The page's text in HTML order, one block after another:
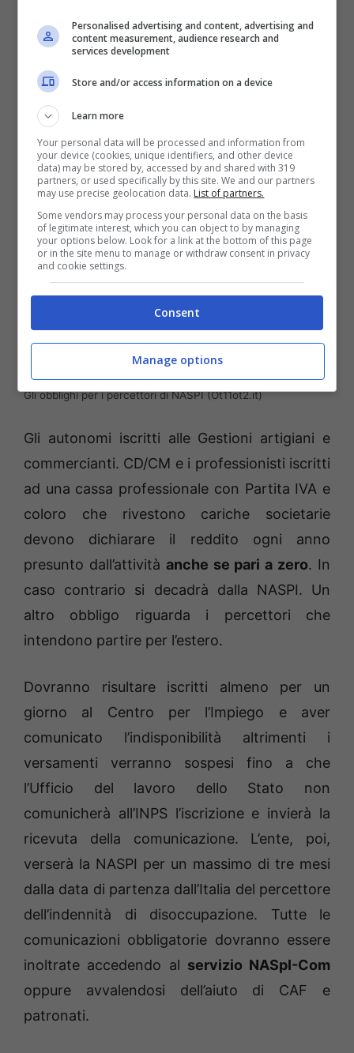
NASPI a condizione che rimanga entro
determinati limiti reddituali. Gli iscritti alla
Gestione Separata dovranno dichiarare
annualmente il reddito presunto per l’attività
svolta.
Gli obblighi per i percettori di NASPI (Ot11ot2.it)
Gli autonomi iscritti alle Gestioni artigiani e
commercianti. CD/CM e i professionisti iscritti
ad una cassa professionale con Partita IVA e
coloro che rivestono cariche societarie
devono dichiarare il reddito ogni anno
presunto dall’attività anche se pari a zero. In
caso contrario si decadrà dalla NASPI. Un
altro obbligo riguarda i percettori che
intendono partire per l’estero.
Dovranno risultare iscritti almeno per un
giorno al Centro per l’Impiego e aver
comunicato l’indisponibilità altrimenti i
versamenti verranno sospesi fino a che
l’Ufficio del lavoro dello Stato non
comunicherà all’INPS l’iscrizione e invierà la
ricevuta della comunicazione. L’ente, poi,
verserà la NASPI per un massimo di tre mesi
dalla data di partenza dall’Italia del percettore
dell’indennità di disoccupazione. Tutte le
comunicazioni obbligatorie dovranno essere
inoltrate accedendo al servizio NASpI-Com
oppure avvalendosi dell’aiuto di CAF e
patronati.
Personalised advertising and content, advertising and
content measurement, audience research and
services development
Store and/or access information on a device
Learn more
Your personal data will be processed and information from
your device (cookies, unique identifiers, and other device
data) may be stored by, accessed by and shared with 319
partners, or used specifically by this site. We and our partners
may use precise geolocation data. List of partners.
Some vendors may process your personal data on the basis
of legitimate interest, which you can object to by managing
your options below. Look for a link at the bottom of this page
or in the site menu to manage or withdraw consent in privacy
and cookie settings.
Consent
Manage options